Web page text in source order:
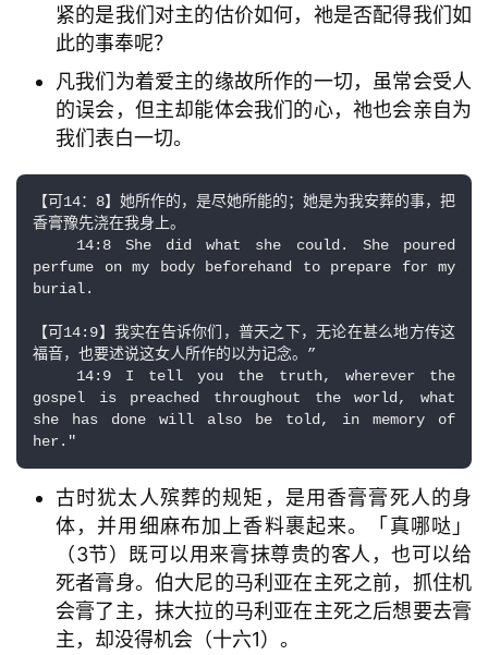
紧的是我们对主的估价如何，祂是否配得我们如
此的事奉呢？
凡我们为着爱主的缘故所作的一切，虽常会受人
的误会，但主却能体会我们的心，祂也会亲自为
我们表白一切。
【可14：8】她所作的，是尽她所能的；她是为我安葬的事，把
香膏豫先浇在我身上。
perfume on my body beforehand to prepare for my
burial.
【可14:9】我实在告诉你们，普天之下，无论在甚么地方传这
福音，也要述说这女人所作的以为记念。”
gospel is preached throughout the world, what
she has done will also be told, in memory of
her."
古时犹太人殡葬的规矩，是用香膏膏死人的身
体，并用细麻布加上香料裹起来。「真哪哒」
（3节）既可以用来膏抹尊贵的客人，也可以给
死者膏身。伯大尼的马利亚在主死之前，抓住机
会膏了主，抹大拉的马利亚在主死之后想要去膏
主，却没得机会（十六1）。